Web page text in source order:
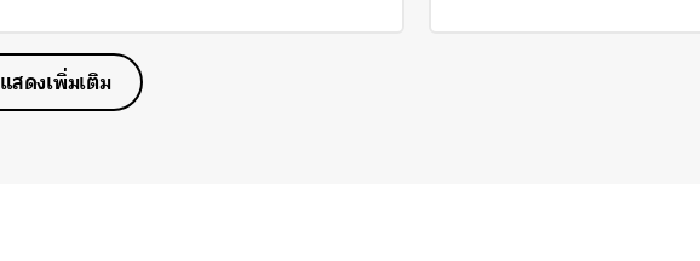
แสดงเพิ่มเติม